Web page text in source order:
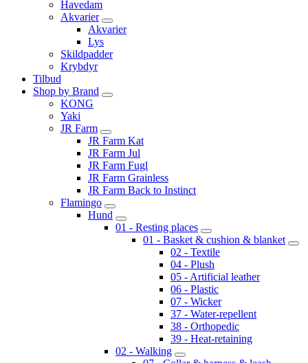
Havedam
Akvarier
Akvarier
Lys
Skildpadder
Krybdyr
Tilbud
Shop by Brand
KONG
Yaki
JR Farm
JR Farm Kat
JR Farm Jul
JR Farm Fugl
JR Farm Grainless
JR Farm Back to Instinct
Flamingo
Hund
01 - Resting places
01 - Basket & cushion & blanket
02 - Textile
04 - Plush
05 - Artificial leather
06 - Plastic
07 - Wicker
37 - Water-repellent
38 - Orthopedic
39 - Heat-retaining
02 - Walking